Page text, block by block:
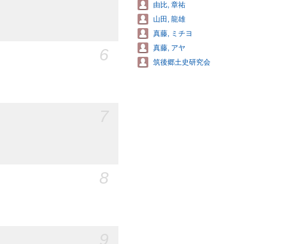
6
8
由比, 章祐
山田, 龍雄
真藤, ミチヨ
真藤, アヤ
筑後郷土史研究会